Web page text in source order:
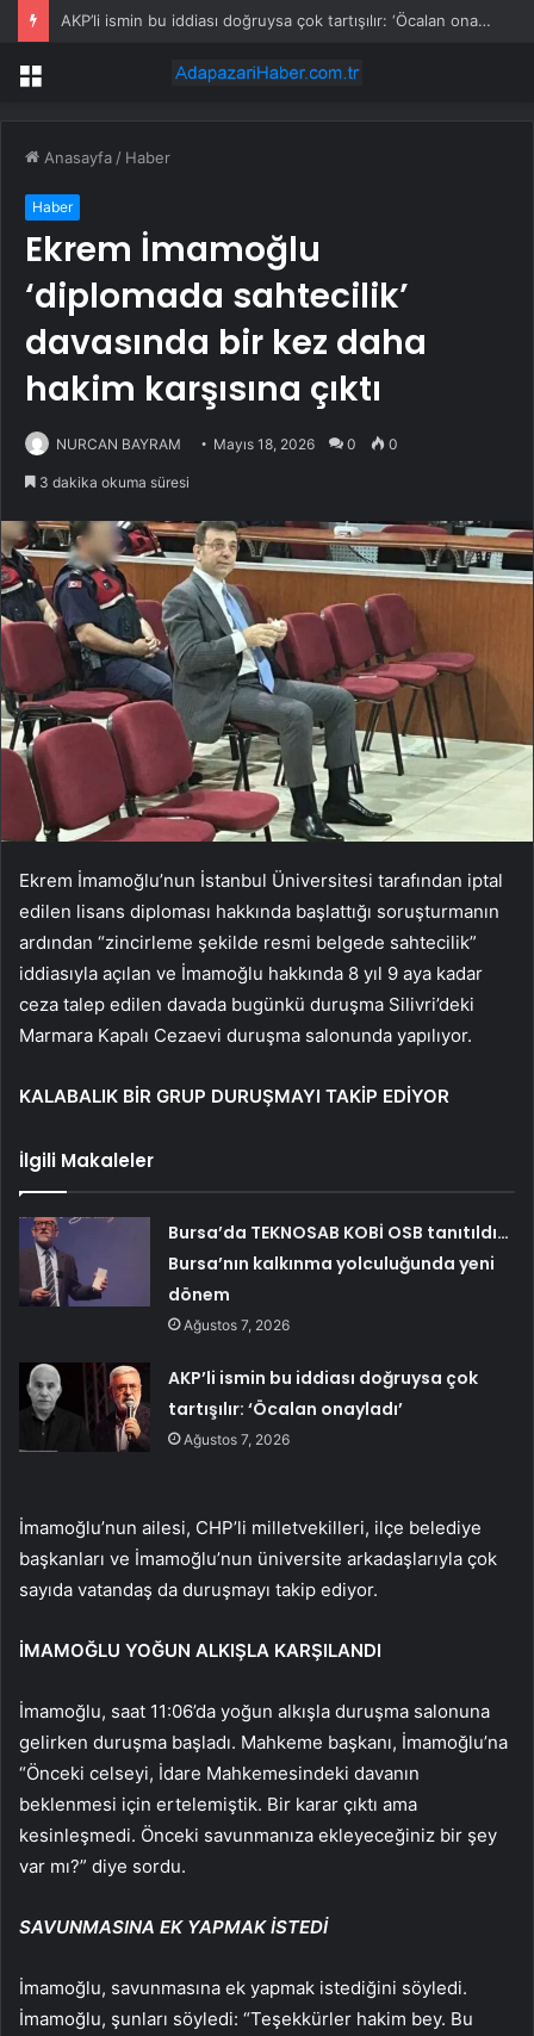
AKP’li ismin bu iddiası doğruysa çok tartışılır: ‘Öcalan onayladı’
Menü
Anasayfa / Haber
Haber
Ekrem İmamoğlu
‘diplomada sahtecilik’
davasında bir kez daha
hakim karşısına çıktı
NURCAN BAYRAM Mayıs 18, 2026 0 0
3 dakika okuma süresi
Ekrem İmamoğlu’nun İstanbul Üniversitesi tarafından iptal
edilen lisans diploması hakkında başlattığı soruşturmanın
ardından “zincirleme şekilde resmi belgede sahtecilik”
iddiasıyla açılan ve İmamoğlu hakkında 8 yıl 9 aya kadar
ceza talep edilen davada bugünkü duruşma Silivri’deki
Marmara Kapalı Cezaevi duruşma salonunda yapılıyor.
KALABALIK BİR GRUP DURUŞMAYI TAKİP EDİYOR
İlgili Makaleler
Bursa’da TEKNOSAB KOBİ OSB tanıtıldı…
Bursa’nın kalkınma yolculuğunda yeni
dönem
Ağustos 7, 2026
AKP’li ismin bu iddiası doğruysa çok
tartışılır: ‘Öcalan onayladı’
Ağustos 7, 2026
İmamoğlu’nun ailesi, CHP’li milletvekilleri, ilçe belediye
başkanları ve İmamoğlu’nun üniversite arkadaşlarıyla çok
sayıda vatandaş da duruşmayı takip ediyor.
İMAMOĞLU YOĞUN ALKIŞLA KARŞILANDI
İmamoğlu, saat 11:06’da yoğun alkışla duruşma salonuna
gelirken duruşma başladı. Mahkeme başkanı, İmamoğlu’na
“Önceki celseyi, İdare Mahkemesindeki davanın
beklenmesi için ertelemiştik. Bir karar çıktı ama
kesinleşmedi. Önceki savunmanıza ekleyeceğiniz bir şey
var mı?” diye sordu.
SAVUNMASINA EK YAPMAK İSTEDİ
İmamoğlu, savunmasına ek yapmak istediğini söyledi.
İmamoğlu, şunları söyledi: “Teşekkürler hakim bey. Bu